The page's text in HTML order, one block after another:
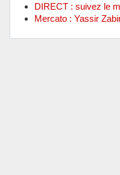
DIRECT : suivez le
Mercato : Yassir